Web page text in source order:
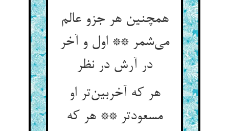
همچنین هر جزو عالم
می‌شمر ** اول و آخر
در آرش در نظر
هر که آخربین‌تر او
مسعودتر ** هر که